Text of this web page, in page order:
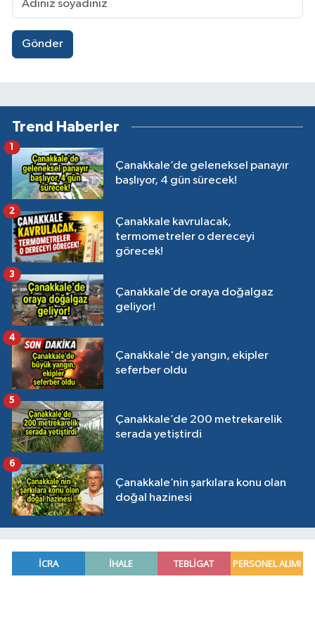
Gönder
Trend Haberler
Çanakkale’de geleneksel panayır
başlıyor, 4 gün sürecek!
1
Çanakkale kavrulacak,
termometreler o dereceyi
görecek!
2
Çanakkale’de oraya doğalgaz
geliyor!
3
Çanakkale'de yangın, ekipler
seferber oldu
4
Çanakkale’de 200 metrekarelik
serada yetiştirdi
5
Çanakkale’nin şarkılara konu olan
doğal hazinesi
6